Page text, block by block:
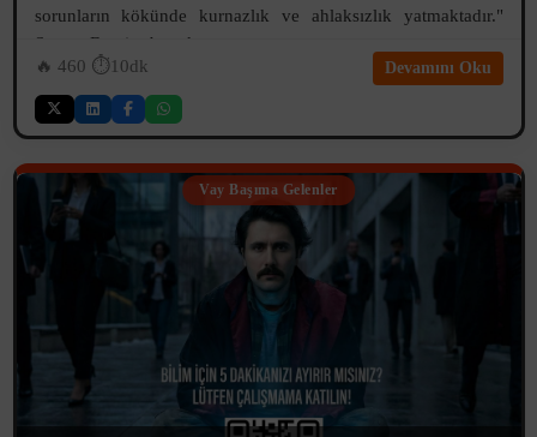
sorunların kökünde kurnazlık ve ahlaksızlık yatmaktadır."
Sencer Bey ise bu çıkarım...
🔥 460 ⏱️10dk Devamını Oku
Vay Başıma Gelenler